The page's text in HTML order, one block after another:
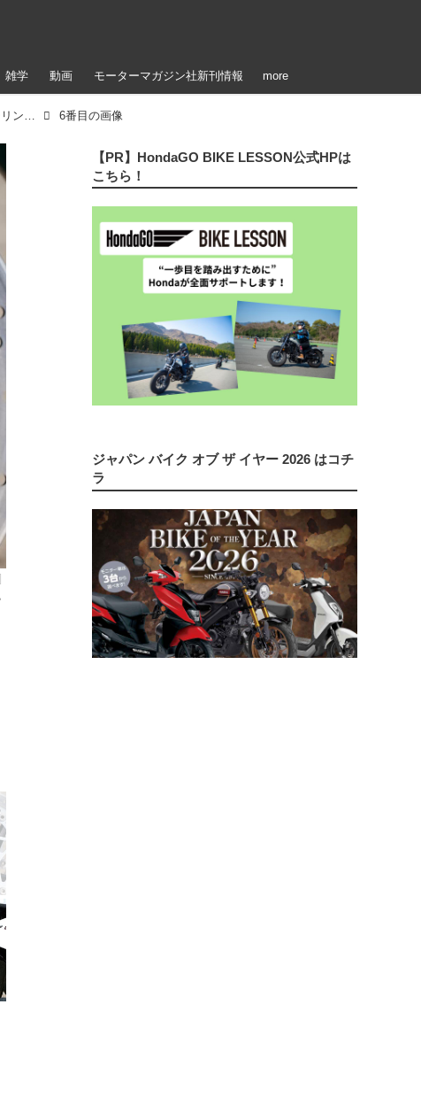
雑学 動画 モーターマガジン社新刊情報 more
「バネレートを1割落としただけで走りが激変した新オーリンズ『TRIUMPH DAYTONA675R』（2014年）」のアルバム 6番目の画像
【PR】HondaGO BIKE LESSON公式HPは
こちら！
ジャパン バイク オブ ザ イヤー 2026 はコチ
ラ